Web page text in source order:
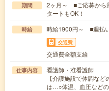
期間
2ヶ月～ ■ご応募から
タートもOK！
時給 時給1900円～ ■週払
交通費
交通費全額支給
仕事内容
看護師・准看護師
【介護施設で体調な
は…○体温、血圧など